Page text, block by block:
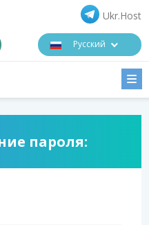
Ukr.Host
Русский
пароля: